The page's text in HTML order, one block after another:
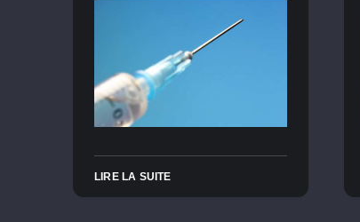
LIRE LA SUITE